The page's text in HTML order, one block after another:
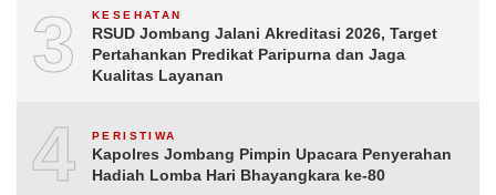
3 KESEHATAN
RSUD Jombang Jalani Akreditasi 2026, Target
Pertahankan Predikat Paripurna dan Jaga
Kualitas Layanan
4 PERISTIWA
Kapolres Jombang Pimpin Upacara Penyerahan
Hadiah Lomba Hari Bhayangkara ke-80